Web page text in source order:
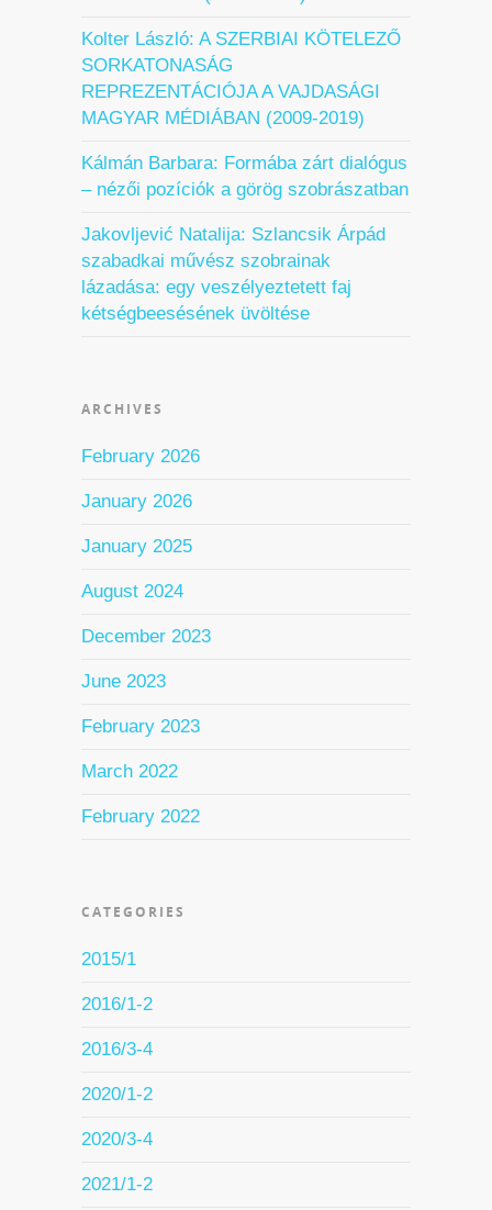
Kolter László: A SZERBIAI KÖTELEZŐ
SORKATONASÁG
REPREZENTÁCIÓJA A VAJDASÁGI
MAGYAR MÉDIÁBAN (2009-2019)
Kálmán Barbara: Formába zárt dialógus
– nézői pozíciók a görög szobrászatban
Jakovljević Natalija: Szlancsik Árpád
szabadkai művész szobrainak
lázadása: egy veszélyeztetett faj
kétségbeesésének üvöltése
ARCHIVES
February 2026
January 2026
January 2025
August 2024
December 2023
June 2023
February 2023
March 2022
February 2022
CATEGORIES
2015/1
2016/1-2
2016/3-4
2020/1-2
2020/3-4
2021/1-2